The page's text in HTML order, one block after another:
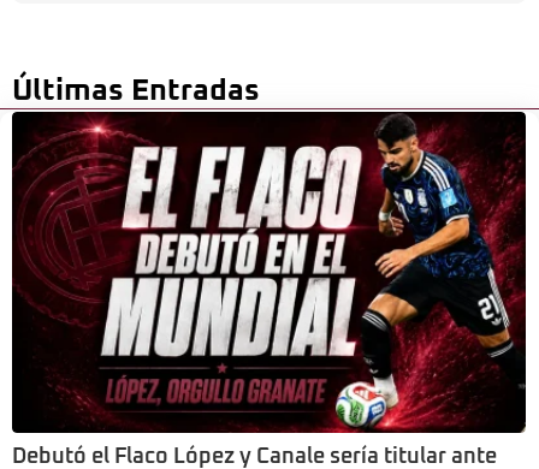
Últimas Entradas
Debutó el Flaco López y Canale sería titular ante